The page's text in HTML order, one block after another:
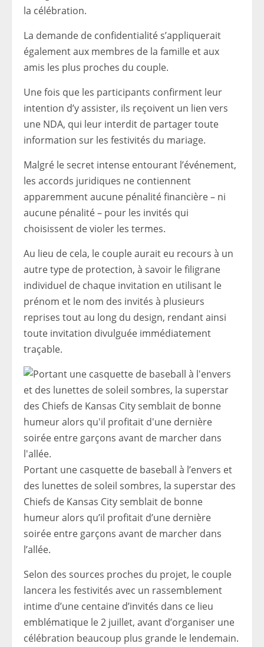
la célébration.
La demande de confidentialité s’appliquerait
également aux membres de la famille et aux
amis les plus proches du couple.
Une fois que les participants confirment leur
intention d’y assister, ils reçoivent un lien vers
une NDA, qui leur interdit de partager toute
information sur les festivités du mariage.
Malgré le secret intense entourant l’événement,
les accords juridiques ne contiennent
apparemment aucune pénalité financière – ni
aucune pénalité – pour les invités qui
choisissent de violer les termes.
Au lieu de cela, le couple aurait eu recours à un
autre type de protection, à savoir le filigrane
individuel de chaque invitation en utilisant le
prénom et le nom des invités à plusieurs
reprises tout au long du design, rendant ainsi
toute invitation divulguée immédiatement
traçable.
Portant une casquette de baseball à l’envers et
des lunettes de soleil sombres, la superstar des
Chiefs de Kansas City semblait de bonne
humeur alors qu’il profitait d’une dernière
soirée entre garçons avant de marcher dans
l’allée.
Selon des sources proches du projet, le couple
lancera les festivités avec un rassemblement
intime d’une centaine d’invités dans ce lieu
emblématique le 2 juillet, avant d’organiser une
célébration beaucoup plus grande le lendemain.